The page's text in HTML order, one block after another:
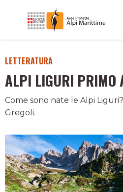
LETTERATURA
ALPI LIGURI PRIMO
Come sono nate le Alpi
Gregoli.